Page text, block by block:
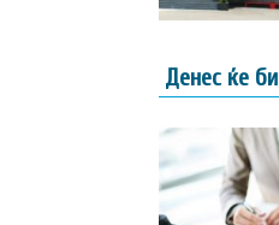
Денес ќе